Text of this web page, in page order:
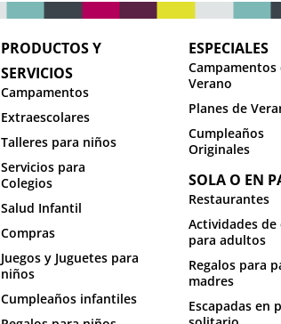
PRODUCTOS Y
SERVICIOS
Campamentos
Extraescolares
Talleres para niños
Servicios para
Colegios
Salud Infantil
Compras
Juegos y Juguetes para
niños
Cumpleaños infantiles
ESPECIALES
Campamentos
Verano
Planes de
Cumpleaños
Originales
SOLA O EN
Restaurantes
Actividades de
para adultos
Regalos para
madres
Escapadas en